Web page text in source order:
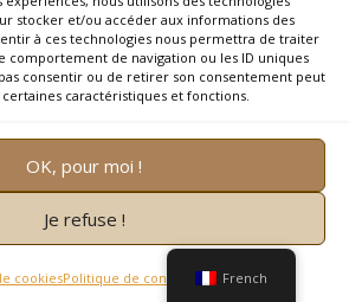
stocker et/ou accéder aux informations des
à ces technologies nous permettra de traiter
comportement de navigation ou les ID uniques
consentir ou de retirer son consentement peut
caractéristiques et fonctions.
OK, pour moi !
Je refuse !
cookiesPolitique de confidentialité
Muzard SARL
Traduit par Wp Trads.
French